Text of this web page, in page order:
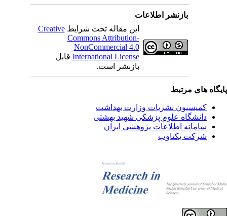
بازنشر اطلاعات
این مقاله تحت شرایطCreative
Commons Attribution-
NonCommercial 4.0
International Licenseقابل
بازنشر است.
های مرتبط
کمیسیون نشریات وزارت بهداشت
دانشگاه علوم پزشکی شهید بهشتی
سامانه اطلاعات پژوهشی ایران
شرکت یکتاوب